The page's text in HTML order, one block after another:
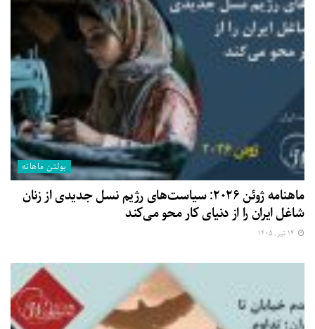
بولتن ماهانه
ماهنامه ژوئن ۲۰۲۶: سیاست‌های رژیم نسل جدیدی از زنان
شاغل ایران را از دنیای کار محو می‌کند